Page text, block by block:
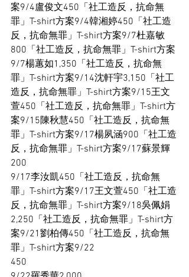
案9/4盧俊文450「社工造反，抗命無
罪」T-shirt方案9/4韓湘婷450「社工造
反，抗命無罪」T-shirt方案9/7杜嘉敏
800「社工造反，抗命無罪」T-shirt方案
9/7楊蕙如1,350「社工造反，抗命無
罪」T-shirt方案9/14沈軒宇3,150「社工
造反，抗命無罪」T-shirt方案9/15王文
萱450「社工造反，抗命無罪」T-shirt方
案9/15陳秋慧450「社工造反，抗命無
罪」T-shirt方案9/17楊夙涵900「社工造
反，抗命無罪」T-shirt方案9/17蘇景輝
200
9/17李汝凱450「社工造反，抗命無
罪」T-shirt方案9/17王文萱450「社工造
反，抗命無罪」T-shirt方案9/18吳佩娟
2,250「社工造反，抗命無罪」T-shirt方
案9/21劉柏傳450「社工造反，抗命無
罪」T-shirt方案9/22
450